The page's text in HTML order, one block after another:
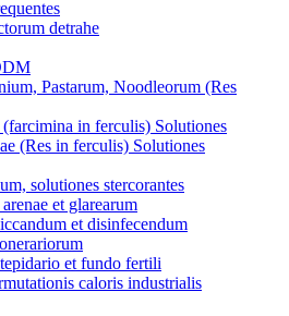
detrahe
Pastarum, Noodleorum (Res
in ferculis) Solutiones
(Res in ferculis) Solutiones
solutiones stercorantes
et glarearum
et disinfecendum
et fundo fertili
caloris industrialis